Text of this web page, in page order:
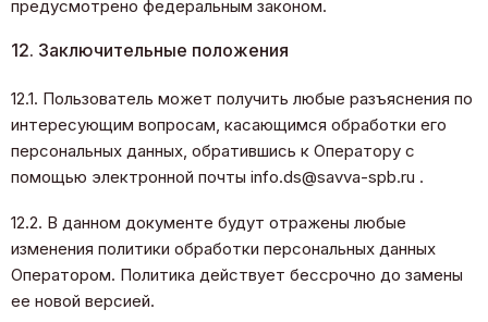
предусмотрено федеральным законом.
12. Заключительные положения
12.1. Пользователь может получить любые разъяснения по
интересующим вопросам, касающимся обработки его
персональных данных, обратившись к Оператору с
помощью электронной почты info.ds@savva-spb.ru .
12.2. В данном документе будут отражены любые
изменения политики обработки персональных данных
Оператором. Политика действует бессрочно до замены
ее новой версией.